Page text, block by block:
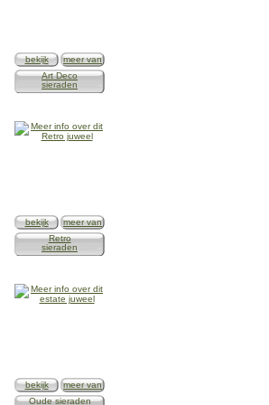
bekijk
meer van
Art Deco
sieraden
bekijk
meer van
Retro
sieraden
bekijk
meer van
Oude sieraden